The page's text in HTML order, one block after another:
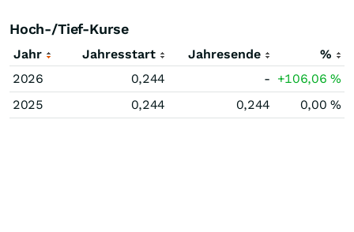
Hoch-/Tief-Kurse
Jahr Jahresstart Jahresende
%
2026
0,244 - +106,06%
2025
0,244 0,244 0,00%